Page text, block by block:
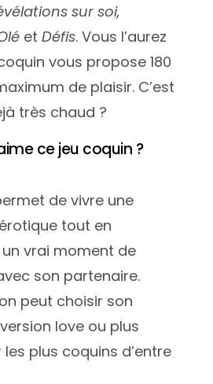
sur soi,
et Défis. Vous l’aurez
vous propose 180
de plaisir. C’est
très chaud ?
ce jeu coquin ?
de vivre une
tout en
vrai moment de
son partenaire.
peut choisir son
love ou plus
plus coquins d’entre